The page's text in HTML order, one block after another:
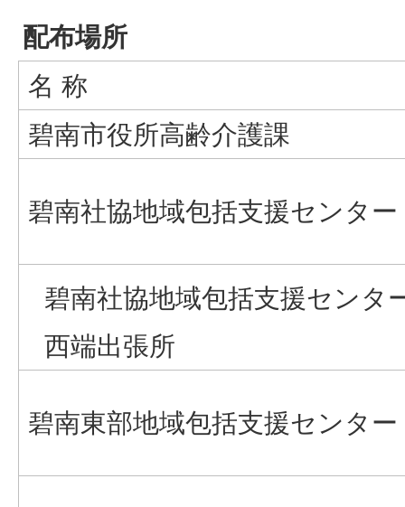
配布場所
名 称
碧南市役所高齢介護課
碧南社協地域包括支援センター
碧南社協地域包括支援センタ
西端出張所
碧南東部地域包括支援センター